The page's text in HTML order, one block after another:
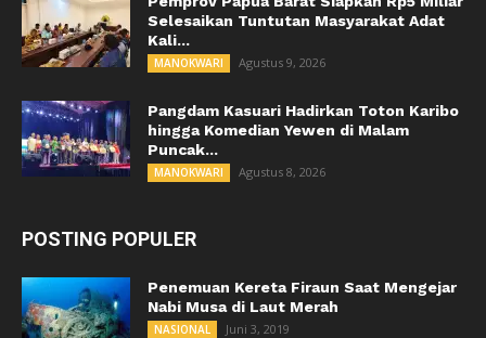
Selesaikan Tuntutan Masyarakat Adat
Kali...
MANOKWARI Agustus 9, 2026
Pangdam Kasuari Hadirkan Toton Karibo
hingga Komedian Yewen di Malam
Puncak...
MANOKWARI Agustus 8, 2026
POSTING POPULER
Penemuan Kereta Firaun Saat Mengejar
Nabi Musa di Laut Merah
NASIONAL Juni 3, 2019